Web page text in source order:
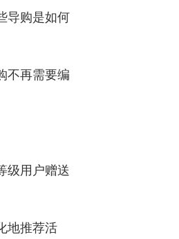
导购是如何
不再需要编
级用户赠送
地推荐活